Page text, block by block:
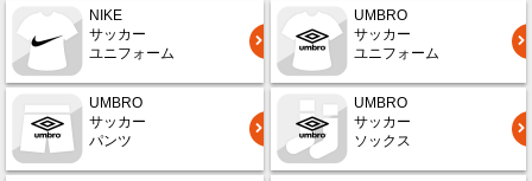
NIKE
サッカー
ユニフォーム
UMBRO
サッカー
ユニフォーム
UMBRO
サッカー
パンツ
UMBRO
サッカー
ソックス